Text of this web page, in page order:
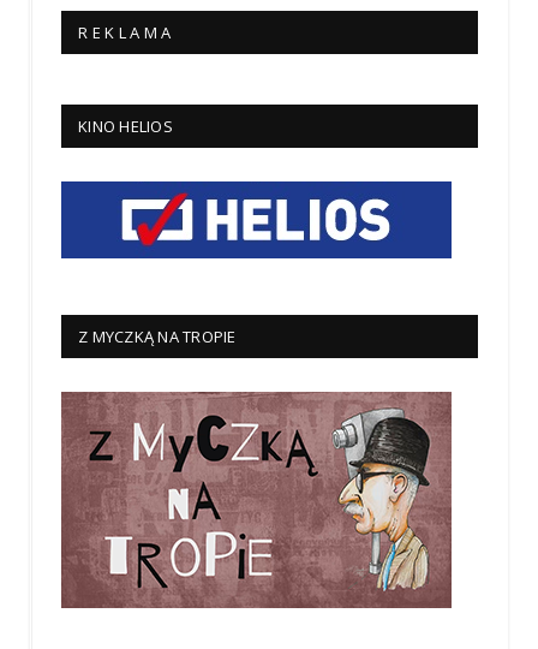
R E K L A M A
KINO HELIOS
Z MYCZKĄ NA TROPIE